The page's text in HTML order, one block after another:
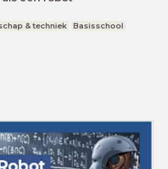
& techniek
Basisschool